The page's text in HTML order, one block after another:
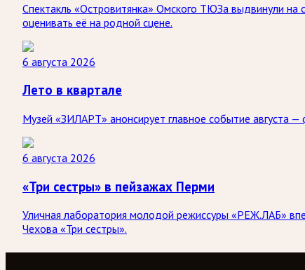
Спектакль «Островитянка» Омского ТЮЗа выдвинули
оценивать её на родной сцене.
6 августа 2026
Лето в квартале
Музей «ЗИЛАРТ» анонсирует главное событие августа
6 августа 2026
«Три сестры» в пейзажах Перми
Уличная лаборатория молодой режиссуры «РЕЖ.ЛАБ»
Чехова «Три сестры».